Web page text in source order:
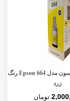
جوهر فابریک اپسون مدل Epson 664 رنگ
زرد
تومان